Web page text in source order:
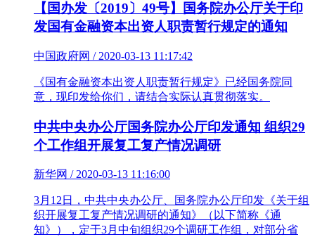
【国办发〔2019〕49号】国务院办公厅关于印
发国有金融资本出资人职责暂行规定的通知
中国政府网 / 2020-03-13 11:17:42
《国有金融资本出资人职责暂行规定》已经国务院同
意，现印发给你们，请结合实际认真贯彻落实。
中共中央办公厅国务院办公厅印发通知 组织29
个工作组开展复工复产情况调研
新华网 / 2020-03-13 11:16:00
3月12日，中共中央办公厅、国务院办公厅印发《关于组
织开展复工复产情况调研的通知》（以下简称《通
知》），定于3月中旬组织29个调研工作组，对部分省